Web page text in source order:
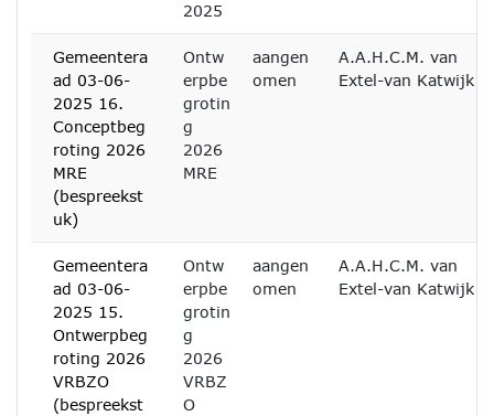
2025
Gemeentera
ad 03-06-
2025 16.
Conceptbeg
roting 2026
MRE
(bespreekst
uk)
Ontw
erpbe
grotin
g
2026
MRE
aangen
omen
A.A.H.C.M. van
Extel-van Katwijk
Gemeentera
ad 03-06-
2025 15.
Ontwerpbeg
roting 2026
VRBZO
(bespreekst
Ontw
erpbe
grotin
g
2026
VRBZ
O
aangen
omen
A.A.H.C.M. van
Extel-van Katwijk